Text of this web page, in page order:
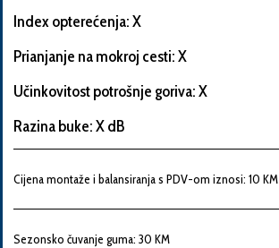
automobila
Snaga
motora
Index opterećenja: X
Prianjanje na mokroj cesti: X
Učinkovitost potrošnje goriva: X
Razina buke: X dB
Cijena montaže i balansiranja s PDV-om iznosi: 10 KM
Sezonsko čuvanje guma: 30 KM